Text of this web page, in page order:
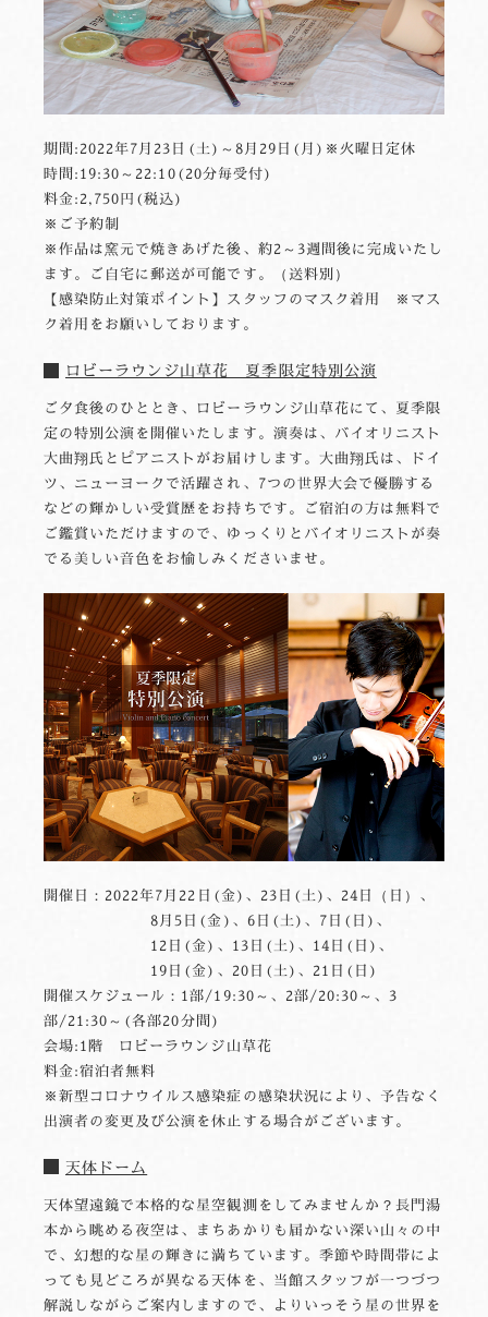
期間:2022年7月23日(土)～8月29日(月)※火曜日定休
時間:19:30～22:10(20分毎受付)
料金:2,750円(税込)
※ご予約制
※作品は窯元で焼きあげた後、約2～3週間後に完成いたし
ます。ご自宅に郵送が可能です。（送料別）
【感染防止対策ポイント】スタッフのマスク着用 ※マス
ク着用をお願いしております。
ロビーラウンジ山草花 夏季限定特別公演
ご夕食後のひととき、ロビーラウンジ山草花にて、夏季限
定の特別公演を開催いたします。演奏は、バイオリニスト
大曲翔氏とピアニストがお届けします。大曲翔氏は、ドイ
ツ、ニューヨークで活躍され、7つの世界大会で優勝する
などの輝かしい受賞歴をお持ちです。ご宿泊の方は無料で
ご鑑賞いただけますので、ゆっくりとバイオリニストが奏
でる美しい音色をお愉しみくださいませ。
開催日：2022年7月22日(金)、23日(土)、24日（日）、
8月5日(金)、6日(土)、7日(日)、
12日(金)、13日(土)、14日(日)、
19日(金)、20日(土)、21日(日)
開催スケジュール：1部/19:30～、2部/20:30～、3
部/21:30～(各部20分間)
会場:1階 ロビーラウンジ山草花
料金:宿泊者無料
※新型コロナウイルス感染症の感染状況により、予告なく
出演者の変更及び公演を休止する場合がございます。
天体ドーム
天体望遠鏡で本格的な星空観測をしてみませんか？長門湯
本から眺める夜空は、まちあかりも届かない深い山々の中
で、幻想的な星の輝きに満ちています。季節や時間帯によ
っても見どころが異なる天体を、当館スタッフが一つづつ
解説しながらご案内しますので、よりいっそう星の世界を